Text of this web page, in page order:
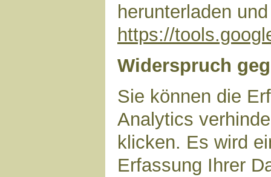
herunterladen
https://
Widerspruch
Sie können die
Analytics
klicken. Es wird
Erfassung Ihrer